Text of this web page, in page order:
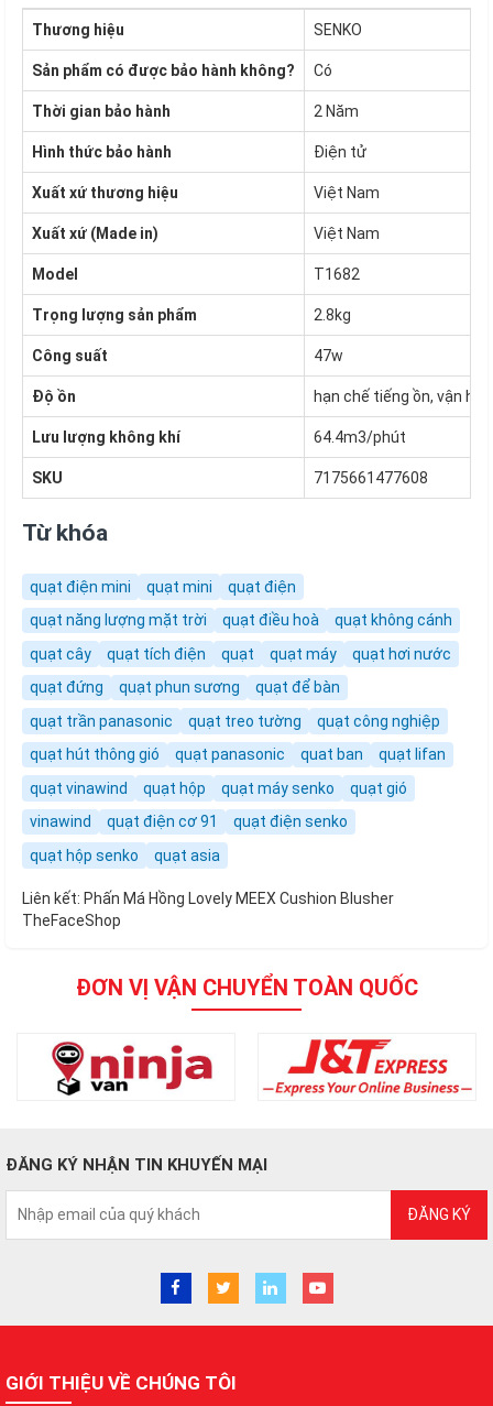
Thương hiệu SENKO
Sản phẩm có được bảo hành không? Có
Thời gian bảo hành 2 Năm
Hình thức bảo hành Điện tử
Xuất xứ thương hiệu Việt Nam
Xuất xứ (Made in) Việt Nam
Model T1682
Trọng lượng sản phẩm 2.8kg
Công suất 47w
Độ ồn hạn chế tiếng ồn, vận
Lưu lượng không khí 64.4m3/phút
SKU 7175661477608
Từ khóa
quạt điện mini quạt mini
quạt điện
quạt năng lượng mặt trời
quạt điều hoà
quạt không cánh
quạt cây
quạt tích điện quạt quạt máy
quạt hơi nước
quạt đứng
quạt phun sương
quạt để bàn
quạt trần panasonic
quạt treo tường
quạt công nghiệp
quạt hút thông gió
quạt panasonic quat ban
quạt lifan
quạt vinawind
quạt hộp quạt máy senko
quạt gió
vinawind
quạt điện cơ 91
quạt điện senko
quạt hộp senko
quạt asia
Liên kết: Phấn Má Hồng Lovely MEEX Cushion Blusher
TheFaceShop
ĐƠN VỊ VẬN CHUYỂN TOÀN QUỐC
ĐĂNG KÝ NHẬN TIN KHUYẾN MẠI
ĐĂNG KÝ
GIỚI THIỆU VỀ CHÚNG TÔI